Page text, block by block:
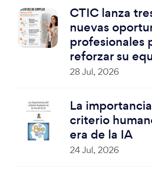
CTIC lanza
nuevas
profesionales
reforzar su
28 Jul, 2026
La
criterio
era de la IA
24 Jul, 2026